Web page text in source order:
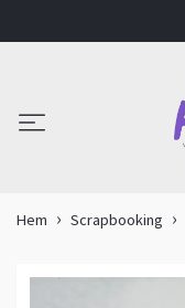
Hem Scrapbooking